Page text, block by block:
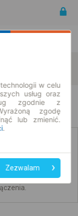
na ten dzień.
w celu
usług oraz
zgodnie z
zgodę
lub zmienić.
.
Zezwalam